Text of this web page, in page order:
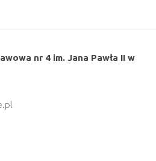
nr 4 im. Jana Pawła II w